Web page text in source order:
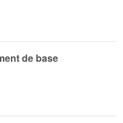
de base